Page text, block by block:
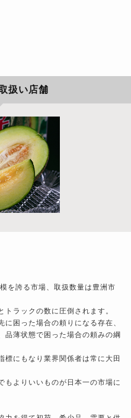
扱い店舗
を誇る市場、取扱数量は豊洲市
ラックの数に圧倒されます。
困った場合の頼りになる存在、
品薄状態で困った場合の頼みの綱
標にもなり業界関係者は常に大田
もよりいいものが日本一の市場に